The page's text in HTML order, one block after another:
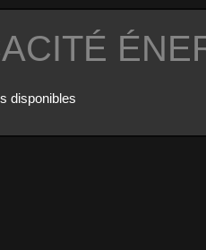
disponibles